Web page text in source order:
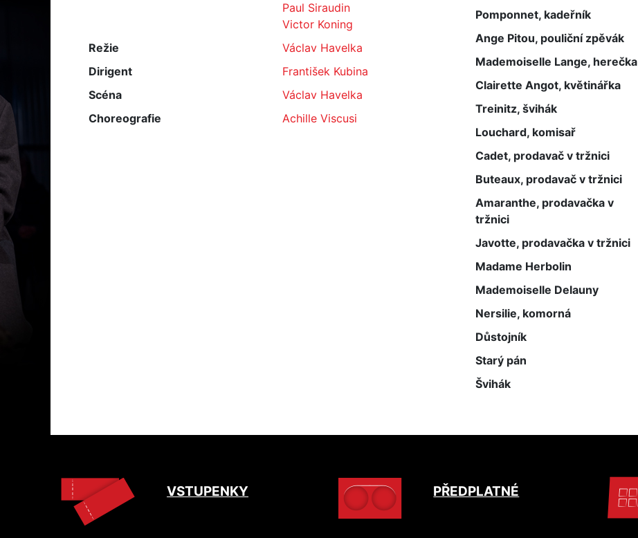
Paul Siraudin
Victor Koning
Režie
Václav Havelka
Dirigent
František Kubina
Scéna
Václav Havelka
Choreografie
Achille Viscusi
Pomponnet, kadeřník
Ange Pitou, pouliční zpěvák
Mademoiselle Lange, herečka
Clairette Angot, květinářka
Treinitz, švihák
Louchard, komisař
Cadet, prodavač v tržnici
Buteaux, prodavač v tržnici
Amaranthe, prodavačka v
tržnici
Javotte, prodavačka v tržnici
Madame Herbolin
Mademoiselle Delauny
Nersilie, komorná
Důstojník
Starý pán
Švihák
VSTUPENKY PŘEDPLATNÉ